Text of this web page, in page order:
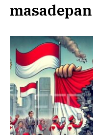
masadepan